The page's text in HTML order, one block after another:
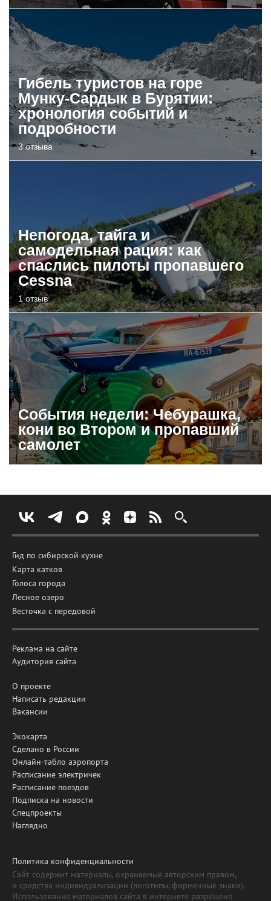
Гибель туристов на горе
Мунку-Сардык в Бурятии:
хронология событий и
подробности
3 отзыва
Непогода, тайга и
самодельная рация: как
спаслись пилоты пропавшего
Cessna
1 отзыв
События недели: Чебурашка,
кони во Втором и пропавший
самолет
Гид по сибирской кухне
Карта катков
Голоса города
Лесное озеро
Весточка с передовой
Реклама на сайте
Аудитория сайта
О проекте
Написать редакции
Вакансии
Экокарта
Сделано в России
Онлайн-табло аэропорта
Расписание электричек
Расписание поездов
Подписка на новости
Спецпроекты
Наглядно
Политика конфиденциальности
Сайт содержит материалы, охраняемые авторским правом,
и средства индивидуализации (логотипы, фирменные знаки).
Использование материалов сайта в интернете разрешено